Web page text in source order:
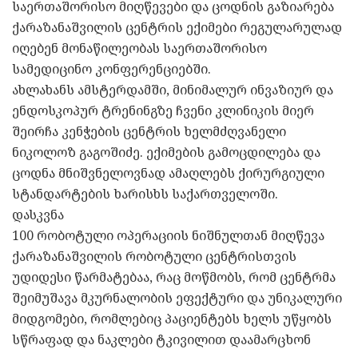
საერთაშორისო მიღწევები და ცოდნის გაზიარება
ქარაზანაშვილის ცენტრის ექიმები რეგულარულად
იღებენ მონაწილეობას საერთაშორისო
სამედიცინო კონფერენციებში.
ახლახანს ამსტერდამში, მინიმალურ ინვაზიურ და
ენდოსკოპურ ტრენინგზე ჩვენი კლინიკის მიერ
შეირჩა კენჭების ცენტრის ხელმძღვანელი
ნიკოლოზ გაგოშიძე. ექიმების გამოცდილება და
ცოდნა მნიშვნელოვნად ამაღლებს ქირურგიული
სტანდარტების ხარისხს საქართველოში.
დასკვნა
100 რობოტული ოპერაციის ნიშნულთან მიღწევა
ქარაზანაშვილის რობოტული ცენტრისთვის
უდიდესი წარმატებაა, რაც მოწმობს, რომ ცენტრმა
შეიმუშავა მკურნალობის ეფექტური და უნიკალური
მიდგომები, რომლებიც პაციენტებს ხელს უწყობს
სწრაფად და ნაკლები ტკივილით დაამარცხონ